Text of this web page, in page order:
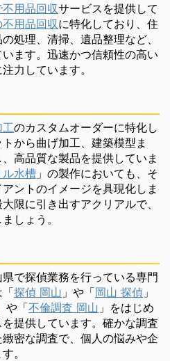
不用品回収サービスを提供して
用品回収に特化しており、住
処理、清掃、遺品整理など、
ます。迅速かつ信頼性の高い
力しています。
のカスタムオーダーに特化し
から曲げ加工、建築模型ま
高品質な製品を提供していま
水槽 」の製作においても、そ
ントのイメージを具現化しま
限に引き出すアクリアルで、
しょう。
で探偵業務を行っている専門
探偵 岡山 」や「岡山 探偵 」
や「不倫調査 岡山 」をはじめ
提供しています。確かな調査
密な調査で、個人の悩みや企
。